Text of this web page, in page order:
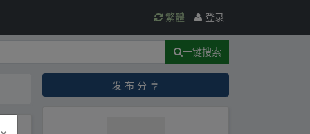
繁體 登录
一键搜索
发 布 分 享